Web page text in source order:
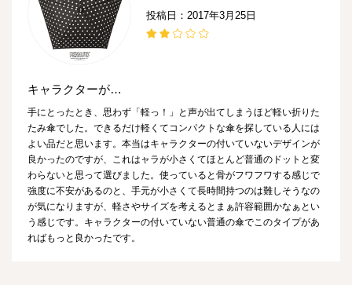
投稿日：2017年3月25日
キャラクターが…
手にとったとき、思わず「軽っ！」と声が出てしまうほど軽い折りた
たみ傘でした。できるだけ軽くてコンパクトな傘を探している人には
よい品だと思います。本当はキャラクターの付いていないデザインが
良かったのですが、これはャラが小さくてほとんど普通のドットと変
わらないと思って選びました。使っていると骨がフワフワする感じで
強度に不安があるのと、手元が小さくて長時間持つのは難しそうなの
が気になりますが、軽さやサイズを考えるとまぁ許容範囲かなぁとい
う感じです。キャラクターの付いていない普通の傘でこのタイプがあ
ればもっと良かったです。